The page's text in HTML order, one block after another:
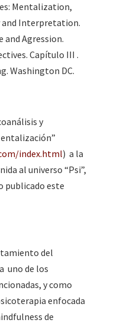
Mentalization,
and Interpretation.
and Agression.
Capítulo III .
Washington DC.
y
index.html) a la
al universo “Psi”,
publicado este
del
uno de los
y como
enfocada
de